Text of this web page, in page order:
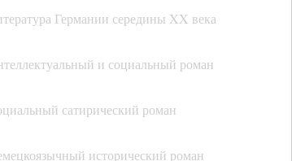
Германии середины XX века
и социальный роман
сатирический роман
исторический роман